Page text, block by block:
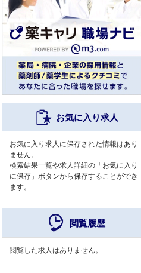
お気に入り求人
お気に入り求人に保存された情報はあり
ません。
検索結果一覧や求人詳細の「お気に入り
に保存」ボタンから保存することができ
ます。
閲覧履歴
閲覧した求人はありません。